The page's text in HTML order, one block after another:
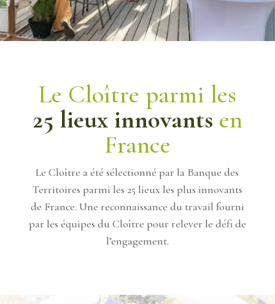
Le Cloître parmi les
25 lieux innovants en
France
Le Cloître a été sélectionné par la Banque des
Territoires parmi les 25 lieux les plus innovants
de France. Une reconnaissance du travail fourni
par les équipes du Cloître pour relever le défi de
l’engagement.